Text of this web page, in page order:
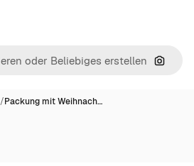
Nach
/Packung mit Weihnach…